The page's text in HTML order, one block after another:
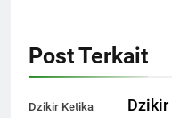
Post Terkait
Dzikir Ketika
Dzikir